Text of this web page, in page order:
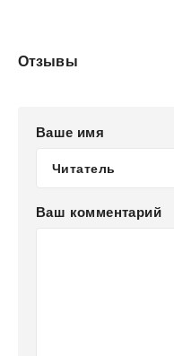
Отзывы
Ваше имя
Ваш комментарий